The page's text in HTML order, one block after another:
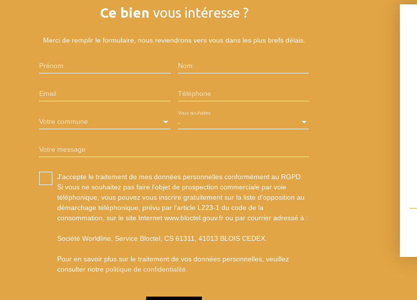
Ce bien vous intéresse ?
Merci de remplir le formulaire, nous reviendrons vers vous dans les plus brefs délais.
Prénom Nom
Email Téléphone
Votre commune -
Vous souhaitez
Votre message
J'accepte le traitement de mes données personnelles conformément au RGPD.
Si vous ne souhaitez pas faire l'objet de prospection commerciale par voie
téléphonique, vous pouvez vous inscrire gratuitement sur la liste d'opposition au
démarchage téléphonique, prévu par l'article L223-1 du code de la
consommation, sur le site Internet www.bloctel.gouv.fr ou par courrier adressé à :
Société Worldline, Service Bloctel, CS 61311, 41013 BLOIS CEDEX.
Pour en savoir plus sur le traitement de vos données personnelles, veuillez
consulter notre politique de confidentialité